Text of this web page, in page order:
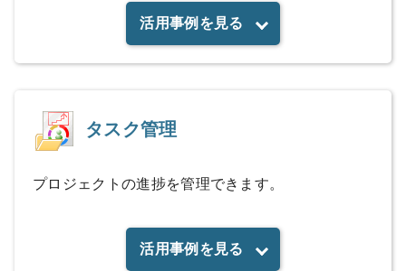
活用事例を見る
タスク管理
プロジェクトの進捗を管理できます。
活用事例を見る